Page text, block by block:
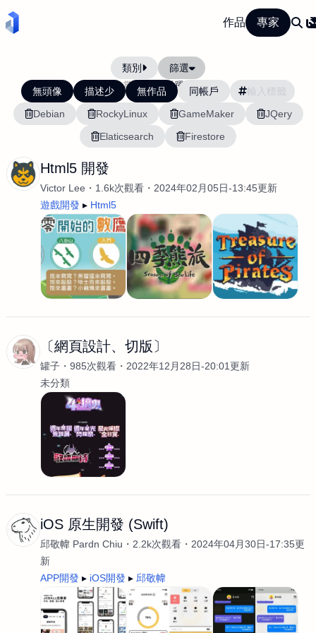
作品 專家
類別 篩選
當前排序: 活躍度
無頭像 描述少 無作品
同帳戶
Debian
RockyLinux GameMaker
JQery
Elaticsearch
Firestore
Html5 開發
Victor Lee 1.6k次觀看
2024年02月05日-13:45更新
遊戲開發
Html5
〔網頁設計、切版〕
罐子 985次觀看
2022年12月28日-20:01更新
未分類
iOS 原生開發 (Swift)
邱敬幃 Pardn Chiu 2.2k次觀看
2024年04月30日-17:35更
新
APP開發
iOS開發 邱敬幃